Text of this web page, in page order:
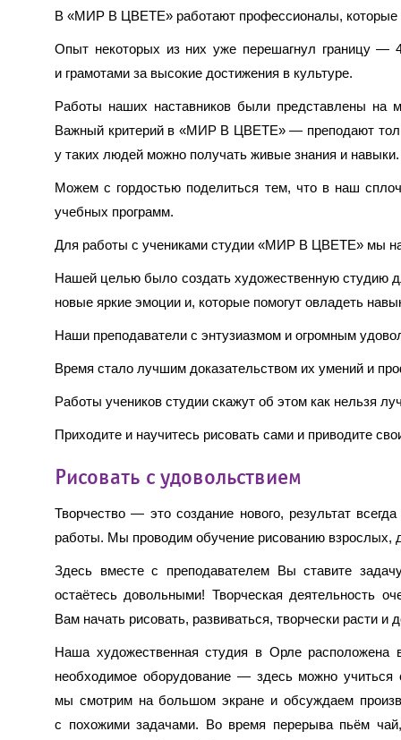
В «МИР В ЦВЕТЕ» работают профессионалы, которые
Опыт некоторых из них уже перешагнул границу —
и грамотами за высокие достижения в культуре.
Работы наших наставников были представлены на
Важный критерий в «МИР В ЦВЕТЕ» — преподают
у таких людей можно получать живые знания и навыки.
Можем с гордостью поделиться тем, что в наш
учебных программ.
Для работы с учениками студии «МИР В ЦВЕТЕ» мы
Нашей целью было создать художественную студию
новые яркие эмоции и, которые помогут овладеть
Наши преподаватели с энтузиазмом и огромным
Время стало лучшим доказательством их умений и
Работы учеников студии скажут об этом как нельзя
Приходите и научитесь рисовать сами и приводите
Рисовать с удовольствием
Творчество — это создание нового, результат
работы. Мы проводим обучение рисованию взрослых,
Здесь вместе с преподавателем Вы ставите
остаётесь довольными! Творческая деятельность
Вам начать рисовать, развиваться, творчески расти и
Наша художественная студия в Орле
необходимое оборудование — здесь можно
мы смотрим на большом экране и обсуждаем
с похожими задачами. Во время перерыва пьём